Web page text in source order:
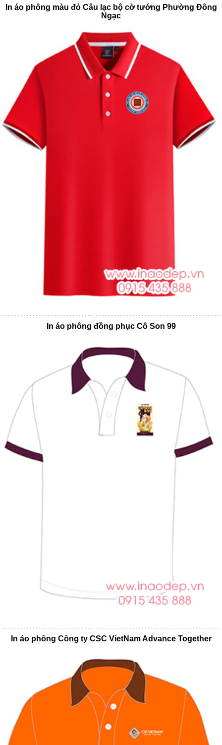
In áo phông màu đỏ Câu lạc bộ cờ tướng Phường Đông
Ngạc
In áo phông đồng phục Cô Son 99
In áo phông Công ty CSC VietNam Advance Together